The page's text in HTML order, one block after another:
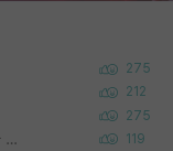
275
212
275
대학원생들 교수에게 가스라이팅 당한 것은 이해가 갑니다. 안타깝네요. 119